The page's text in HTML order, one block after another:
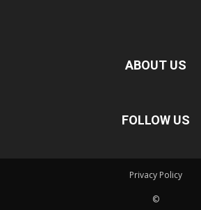
ABOUT US
FOLLOW US
Privacy Policy
©